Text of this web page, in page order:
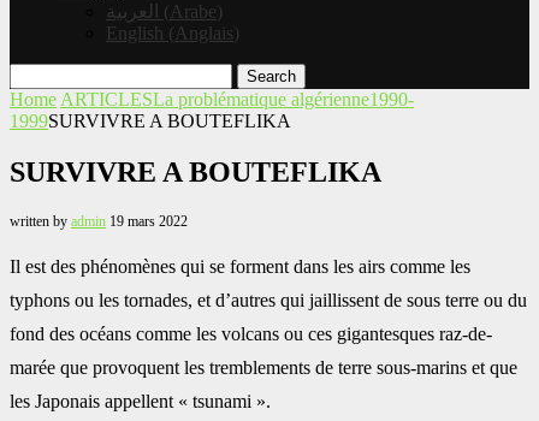
العربية
( Arabe )
English ( Anglais )
Search
Home ARTICLESLa problématique algérienne1990-
1999SURVIVRE A BOUTEFLIKA
SURVIVRE A BOUTEFLIKA
written by admin 19 mars 2022
Il est des phénomènes qui se forment dans les airs comme les
typhons ou les tornades, et d’autres qui jaillissent de sous terre ou du
fond des océans comme les volcans ou ces gigantesques raz-de-
marée que provoquent les tremblements de terre sous-marins et que
les Japonais appellent « tsunami ».